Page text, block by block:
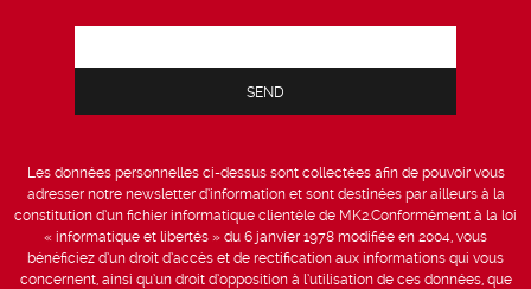
Les données personnelles ci-dessus sont collectées afin de pouvoir vous
adresser notre newsletter d’information et sont destinées par ailleurs à la
constitution d’un fichier informatique clientèle de MK2.Conformément à la loi
« informatique et libertés » du 6 janvier 1978 modifiée en 2004, vous
bénéficiez d’un droit d’accès et de rectification aux informations qui vous
concernent, ainsi qu’un droit d’opposition à l’utilisation de ces données, que